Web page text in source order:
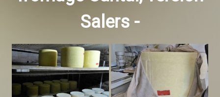
Salers -